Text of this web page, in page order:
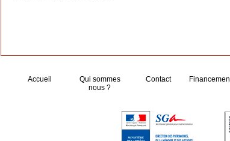
Accueil
Qui sommes
nous ?
Contact